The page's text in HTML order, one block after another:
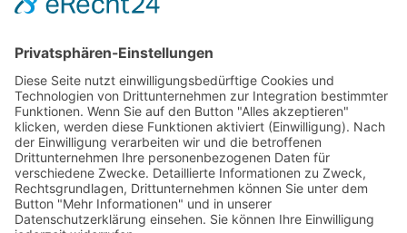
Copyright
HOSTING